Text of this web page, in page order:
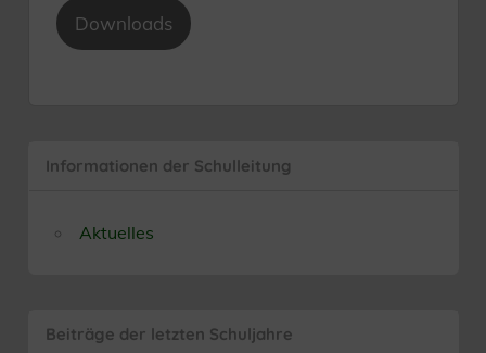
Downloads
Informationen der Schulleitung
Aktuelles
Beiträge der letzten Schuljahre